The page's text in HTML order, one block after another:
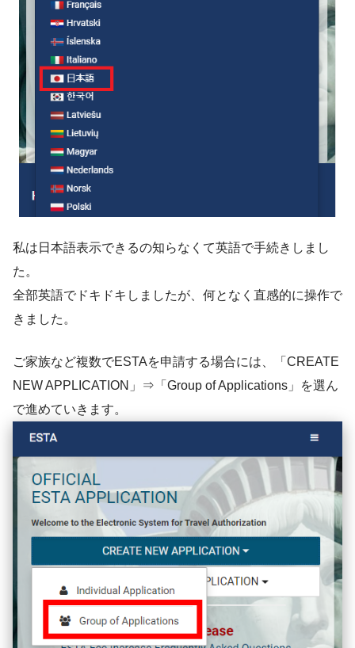
私は日本語表示できるの知らなくて英語で手続きしまし
た。
全部英語でドキドキしましたが、何となく直感的に操作で
きました。
ご家族など複数でESTAを申請する場合には、「CREATE
NEW APPLICATION」⇒「Group of Applications」を選ん
で進めていきます。